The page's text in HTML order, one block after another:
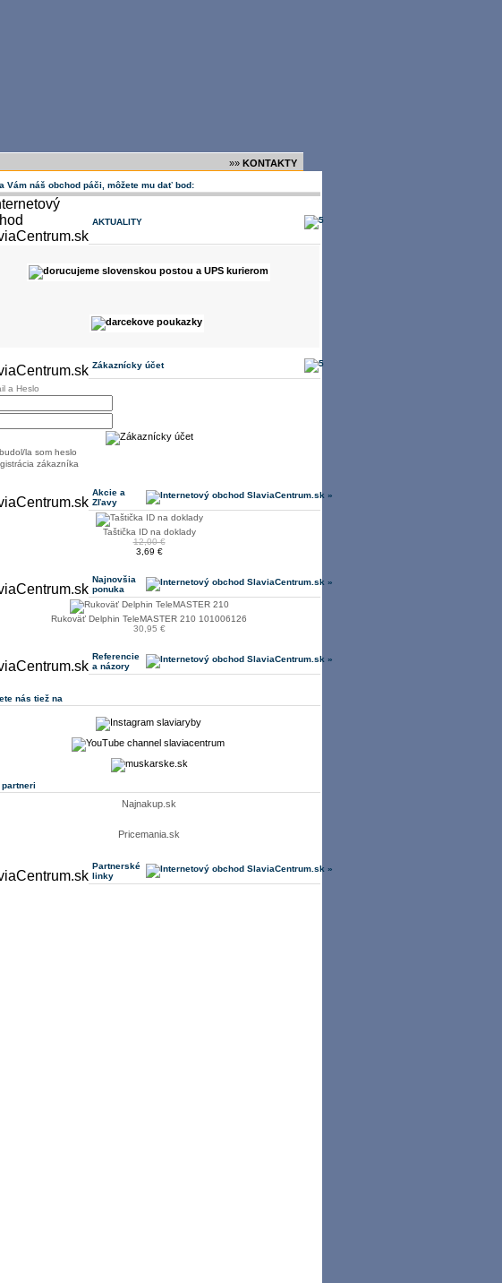
»» KONTAKTY
Vám náš obchod páči, môžete mu dať bod:
AKTUALITY
Zákaznícky účet
a Heslo
la som heslo
zákazníka
Akcie a
Zľavy
Taštička ID na doklady
12,00 €
3,69 €
Najnovšia
ponuka
Rukoväť Delphin TeleMASTER 210 101006126
30,95 €
Referencie
a názory
nás tiež na
partneri
Najnakup.sk
Pricemania.sk
Partnerské
linky